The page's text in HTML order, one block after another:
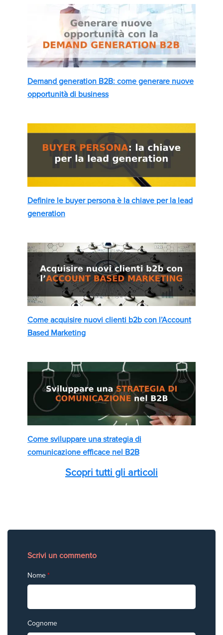
Demand generation B2B: come generare nuove
opportunità di business
Definire le buyer persona è la chiave per la lead
generation
Come acquisire nuovi clienti b2b con l’Account
Based Marketing
Come sviluppare una strategia di
comunicazione efficace nel B2B
Scopri tutti gli articoli
Scrivi un commento
Nome*
Cognome